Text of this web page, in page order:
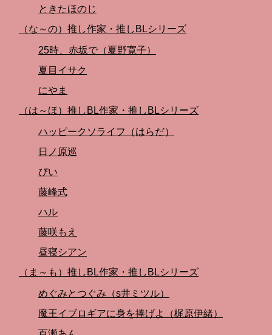
ときたほのじ
（な～の）推し作家・推しBLシリーズ
25時、赤坂で（夏野寛子）
夏目イサク
にやま
（は～ほ）推しBL作家・推しBLシリーズ
ハッピークソライフ（はらだ）
日ノ原巡
ぴい
藤峰式
ハル
藤咲もえ
昼寝シアン
（ま～も）推しBL作家・推しBLシリーズ
めぐみとつぐみ（s井ミツル）
魔王イブロギアに身を捧げよ（梶原伊緒）